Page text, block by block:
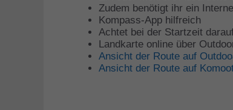
Zudem benötigt ihr ein
Kompass-App hilfreich
Achtet bei der Startzeit
Landkarte online über
Ansicht der Route auf
Ansicht der Route auf